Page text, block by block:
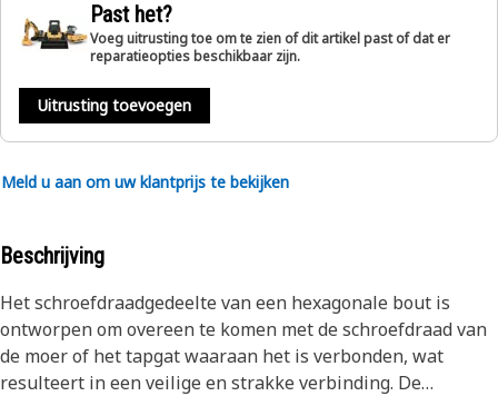
Past het?
Voeg uitrusting toe om te zien of dit artikel past of dat er
reparatieopties beschikbaar zijn.
Uitrusting toevoegen
Meld u aan om uw klantprijs te bekijken
Beschrijving
Het schroefdraadgedeelte van een hexagonale bout is
ontworpen om overeen te komen met de schroefdraad van
de moer of het tapgat waaraan het is verbonden, wat
resulteert in een veilige en strakke verbinding. De